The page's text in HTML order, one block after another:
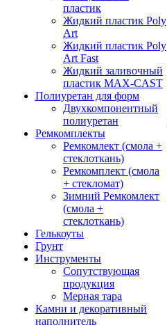
пластик
Жидкий пластик Poly
Art
Жидкий пластик Poly
Art Fast
Жидкий заливочный
пластик MAX-CAST
Полиуретан для форм
Двухкомпонентный
полиуретан
Ремкомплекты
Ремкомлект (смола +
стеклоткань)
Ремкомплект (смола
+ стекломат)
Зимний Ремкомлект
(смола +
стеклоткань)
Гелькоуты
Грунт
Инструменты
Сопутствующая
продукция
Мерная тара
Камни и декоративный
наполнитель